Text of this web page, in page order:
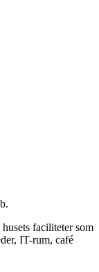
faciliteter som
IT-rum, café